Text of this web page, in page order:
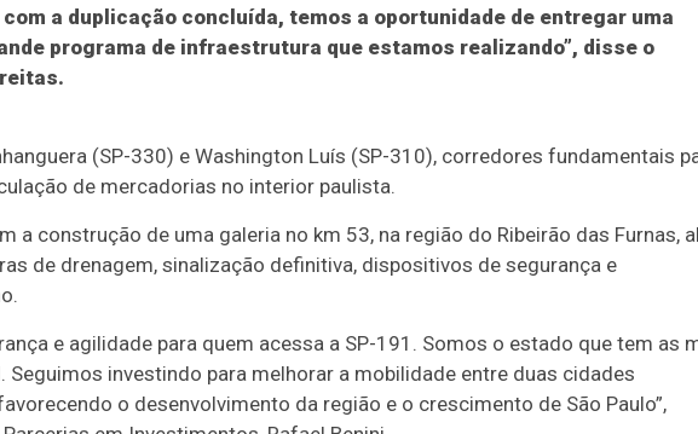
a duplicação concluída, temos a oportunidade de entregar uma
programa de infraestrutura que estamos realizando”, disse o
(SP-330) e Washington Luís (SP-310), corredores fundamentais
de mercadorias no interior paulista.
a construção de uma galeria no km 53, na região do Ribeirão das Furnas,
de drenagem, sinalização definitiva, dispositivos de segurança e
e agilidade para quem acessa a SP-191. Somos o estado que tem as
Seguimos investindo para melhorar a mobilidade entre duas cidades
o desenvolvimento da região e o crescimento de São Paulo”,